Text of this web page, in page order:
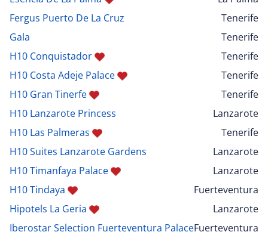
Fergus Puerto De La Cruz
Tenerife
Gala
Tenerife
H10 Conquistador
Tenerife
H10 Costa Adeje Palace
Tenerife
H10 Gran Tinerfe
Tenerife
H10 Lanzarote Princess
Lanzarote
H10 Las Palmeras
Tenerife
H10 Suites Lanzarote Gardens
Lanzarote
H10 Timanfaya Palace
Lanzarote
H10 Tindaya
Fuerteventura
Hipotels La Geria
Lanzarote
Iberostar Selection Fuerteventura PalaceFuerteventura